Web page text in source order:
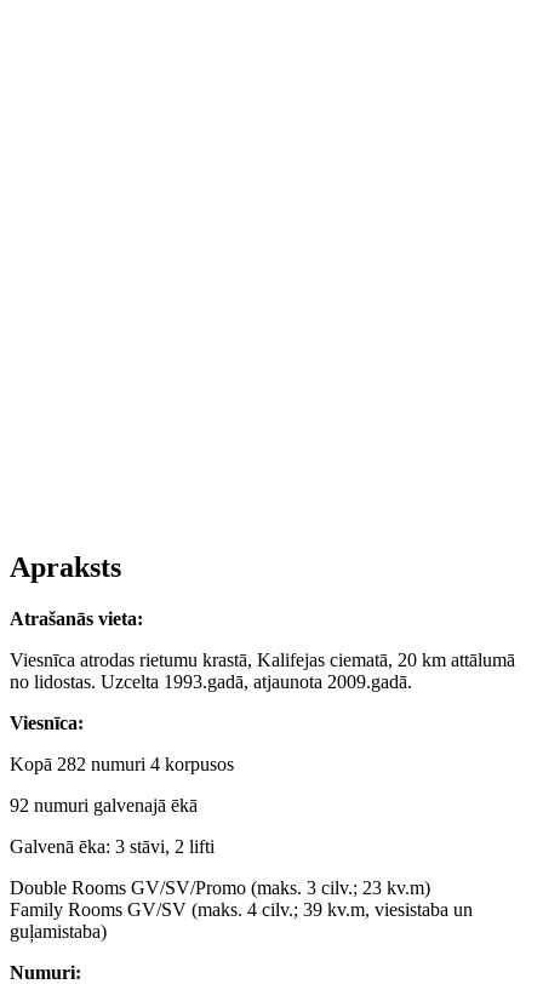
Apraksts
Atrašanās vieta:
Viesnīca atrodas rietumu krastā, Kalifejas ciematā, 20 km attālumā
no lidostas. Uzcelta 1993.gadā, atjaunota 2009.gadā.
Viesnīca:
Kopā 282 numuri 4 korpusos
92 numuri galvenajā ēkā
Galvenā ēka: 3 stāvi, 2 lifti
Double Rooms GV/SV/Promo (maks. 3 cilv.; 23 kv.m)
Family Rooms GV/SV (maks. 4 cilv.; 39 kv.m, viesistaba un
guļamistaba)
Numuri: